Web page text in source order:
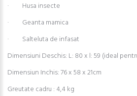
· Husa insecte
· Geanta mamica
· Salteluta de infasat
Dimensiuni Deschis: L: 80 x l: 59 (ideal
Dimensiun Inchis: 76 x 58 x 21cm
Greutate cadru : 4,4 kg